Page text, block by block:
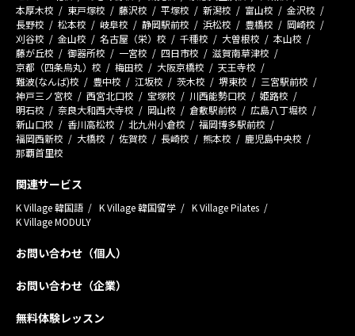
本厚木校
東戸塚校 藤沢校 平塚校 新潟校 富山校
金沢校
長野校
松本校 岐阜校 静岡駅前校 浜松校 豊橋校
岡崎校
刈谷校
金山校 名古屋（栄）校 千種校 大曽根校
本山校
藤が丘校
御器所校 一宮校 四日市校
滋賀南草津校
京都（四条烏丸）校
梅田校 大阪京橋校
天王寺校
難波(なんば)校
豊中校 江坂校 茨木校 堺東校
三宮駅前校
神戸三ノ宮校
西宮北口校 宝塚校 川西能勢口校
姫路校
明石校
奈良大和西大寺校 岡山校 倉敷駅前校
広島八丁堀校
新山口校
香川高松校 北九州小倉校
福岡博多駅前校
福岡西新校
大橋校 佐賀校 長崎校 熊本校
鹿児島中央校
那覇首里校
関連サービス
K Village 韓国語 K Village 韓国留学
K Village Pilates
K Village MODULY
お問い合わせ（個人）
お問い合わせ（企業）
無料体験レッスン